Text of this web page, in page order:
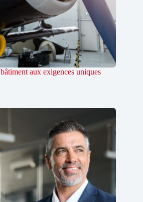
aux exigences uniques